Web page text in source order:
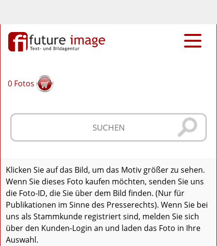
0 Fotos
Klicken Sie auf das Bild, um das Motiv größer zu sehen.
Wenn Sie dieses Foto kaufen möchten, senden Sie uns
die Foto-ID, die Sie über dem Bild finden. (Nur für
Publikationen im Sinne des Presserechts). Wenn Sie bei
uns als Stammkunde registriert sind, melden Sie sich
über den Kunden-Login an und laden das Foto in Ihre
Auswahl.